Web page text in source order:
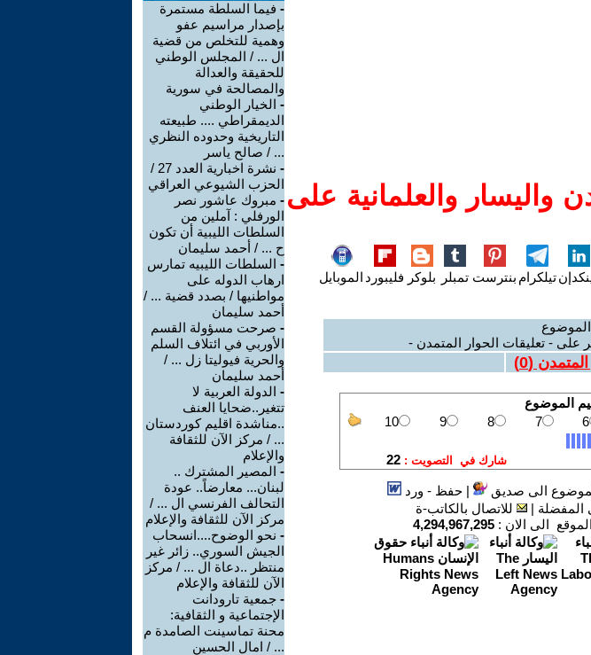
واليسار والعلمانية على
تيلكرام بنترست تمبلر بلوكر فليبورد الموبايل
على - تعليقات الحوار المتمدن -
المتمدن (0
)
الى صديق |حفظ - ورد
المفضلة |
للاتصال بالكاتب-ة
الى الان : 4,294,967,295
- فيما السلطة مستمرة
بإصدار مراسيم عفو
وهمية للتخلص من قضية
ال ... / المجلس الوطني
للحقيقة والعدالة
والمصالحة في سورية
- الخيار الوطني
الديمقراطي .... طبيعته
التاريخية وحدوده النظري
... / صالح ياسر
-
نشرة اخبارية العدد 27 /
الحزب الشيوعي العراقي
- مبروك عاشور نصر
الورفلي : آملين من
السلطات الليبية أن تكون
ح ... / أحمد سليمان
- السلطات الليبيه تمارس
ارهاب الدوله على
مواطنيها / بصدد قضية ... /
أحمد سليمان
- صرحت مسؤولة القسم
الأوربي في ائتلاف السلم
والحرية فيوليتا زل ... /
أحمد سليمان
- الدولة العربية لا
تتغير..ضحايا العنف
..مناشدة اقليم كوردستان
... / مركز الآن للثقافة
والإعلام
- المصير المشترك ..
لبنان... معارضاً.. عودة
التحالف الفرنسي ال ... /
مركز الآن للثقافة والإعلام
- نحو الوضوح....انسحاب
الجيش السوري.. زائر غير
منتظر ..دعاة ال ... / مركز
الآن للثقافة والإعلام
- جمعية تارودانت
الإجتماعية و الثقافية:
محنة تماسينت الصامدة م
... / امال الحسين